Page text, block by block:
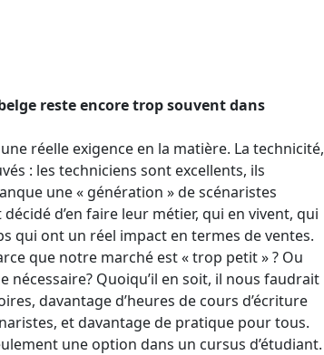
reste encore trop souvent dans
réelle exigence en la matière. La technicité,
: les techniciens sont excellents, ils
une « génération » de scénaristes
d’en faire leur métier, qui en vivent, qui
qui ont un réel impact en termes de ventes.
que notre marché est « trop petit » ? Ou
nécessaire? Quoiqu’il en soit, il nous faudrait
davantage d’heures de cours d’écriture
et davantage de pratique pour tous.
une option dans un cursus d’étudiant.